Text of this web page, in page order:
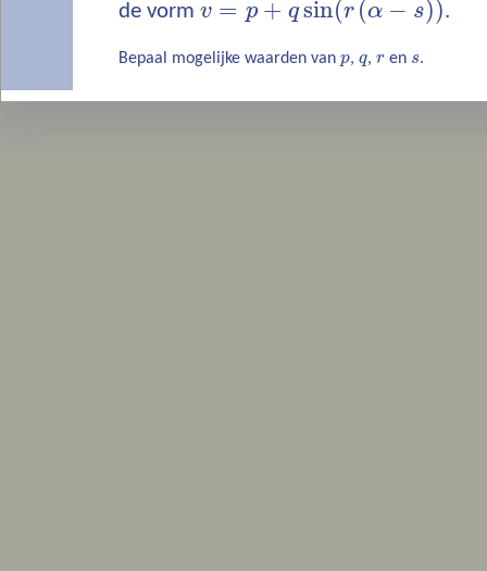
de vorm v = p + q sin(r (α − s)).
Bepaal mogelijke waarden van p, q,r en s.